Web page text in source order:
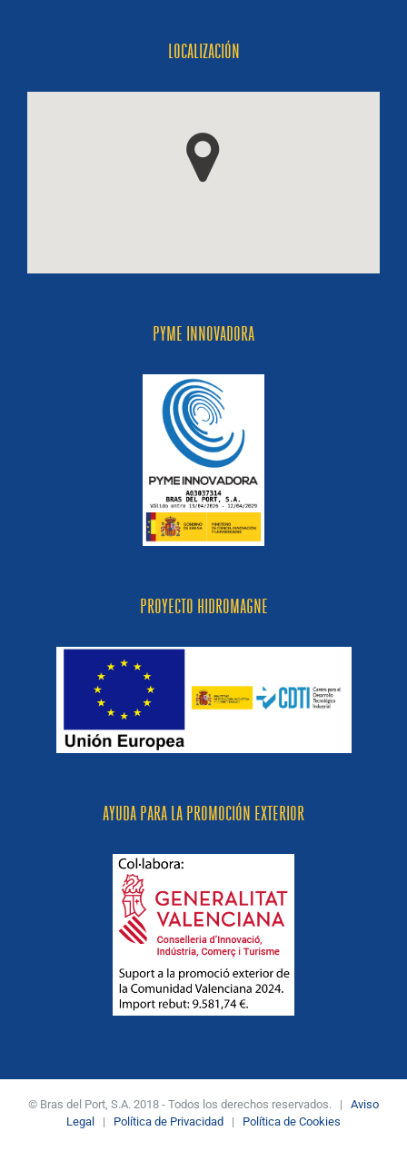
LOCALIZACIÓN
PYME INNOVADORA
PROYECTO HIDROMAGNE
AYUDA PARA LA PROMOCIÓN EXTERIOR
© Bras del Port, S.A. 2018 - Todos los derechos reservados. | Aviso
Legal | Política de Privacidad | Política de Cookies